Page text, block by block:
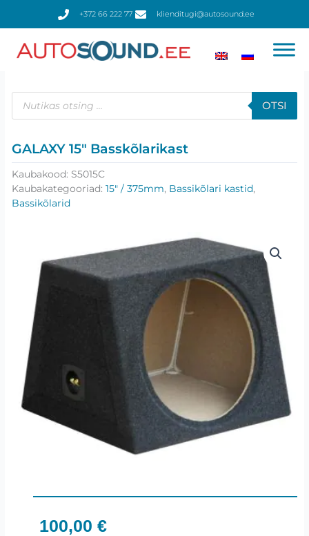
+372 66 222 77 klienditugi@autosound.ee
Products
search
OTSI
GALAXY 15″ Basskõlarikast
Kaubakood: S5015C
Kaubakategooriad: 15" / 375mm, Bassikõlari kastid,
Bassikõlarid
100,00 €